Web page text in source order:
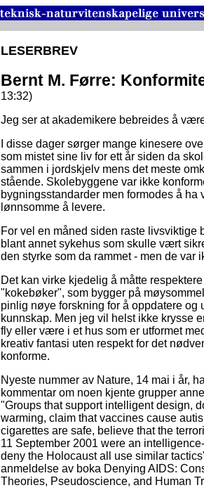
LESERBREV
Bernt M. Førre:
13:32)
Jeg ser at akademikere bebreides å
I disse dager sørger mange kinesere
som mistet sine liv for ett år siden da
sammen i jordskjelv mens det meste
stående. Skolebyggene var ikke
bygningsstandarder men formodes å ha
lønnsomme å levere.
For vel en måned siden raste livsviktige
blant annet sykehus som skulle vært
den styrke som da rammet - men de var
Det kan virke kjedelig å måtte
"kokebøker", som bygger på
pinlig nøye forskning for å oppdatere og
kunnskap. Men jeg vil helst ikke krysse
fly eller være i et hus som er utformet
kreativ fantasi uten respekt for det
konforme.
Nyeste nummer av Nature, 14 mai i år,
kommentar om noen kjente grupper
"Groups that support intelligent design,
warming, claim that vaccines cause
cigarettes are safe, believe that the
11 September 2001 were an
deny the Holocaust all use similar
anmeldelse av boka Denying AIDS:
Theories, Pseudoscience, and Human